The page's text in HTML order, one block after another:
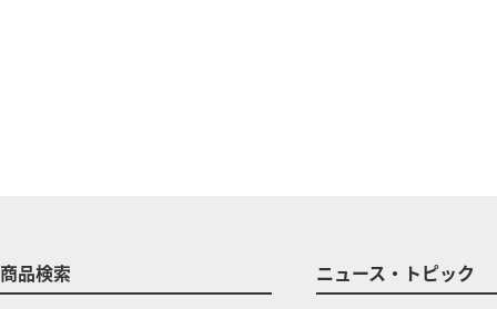
商品検索 ニュース・トピック